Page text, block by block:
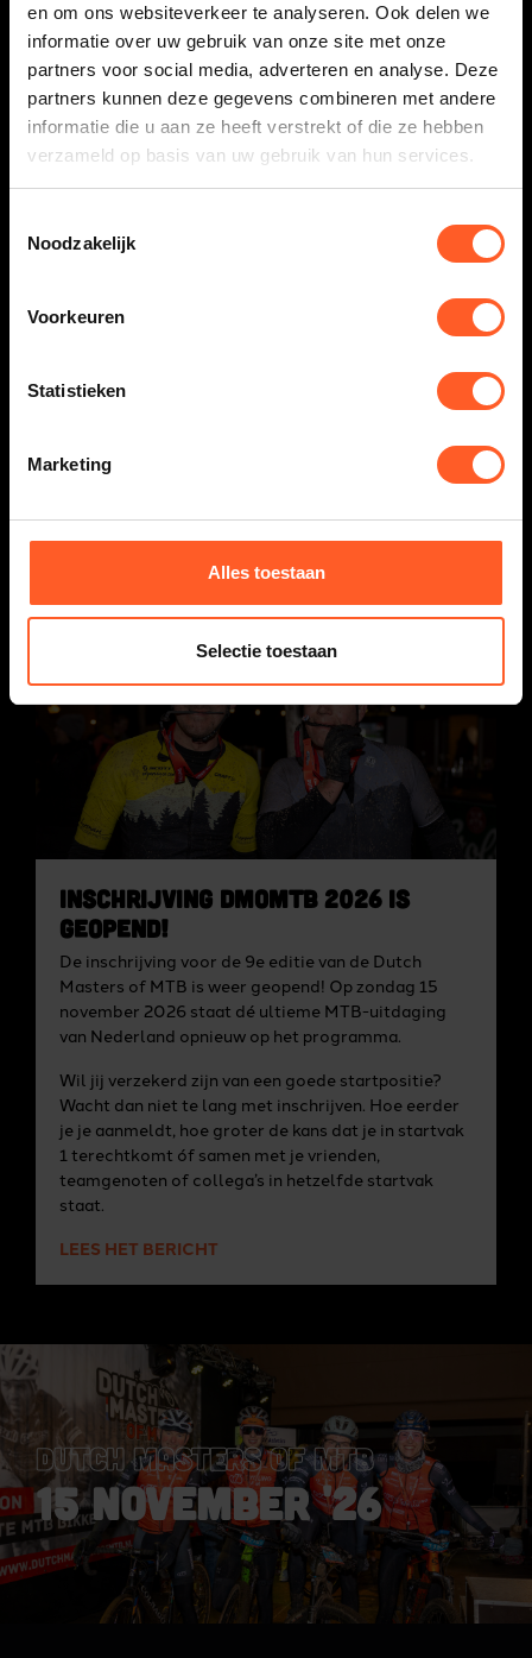
en om ons websiteverkeer te analyseren. Ook delen we
informatie over uw gebruik van onze site met onze
partners voor social media, adverteren en analyse. Deze
partners kunnen deze gegevens combineren met andere
informatie die u aan ze heeft verstrekt of die ze hebben
verzameld op basis van uw gebruik van hun services.
Noodzakelijk
Voorkeuren
Statistieken
Marketing
Alles toestaan
Selectie toestaan
Sallands Mooiste 2026: de ideale
voorbereiding op de DMoMTB
Ben jij al bezig met de voorbereiding op de Dutch
Masters of MTB 2026? Zet dan zondag 5 juli 2026
alvast in je agenda voor Sallands Mooiste!
Sallands Mooiste is al jarenlang een begrip onder
gezinnen. Of je nu je conditie wilt aanscherpen, je
materiaal wilt testen of gewoon wilt genieten van
landschap: er is voor iedereen een passende route.
Mooiste ook de perfecte gelegenheid om
wedstrijdervaring en duurvermogen op te bouwen
met ons af naar een nieuw fietsseizoen!
LEES HET BERICHT
Inschrijving DMoMTB 2026 is
geopend!
De inschrijving voor de 9e editie van de Dutch
Masters of MTB is weer geopend! Op zondag 15
november 2026 staat dé ultieme MTB-uitdaging
van Nederland opnieuw op het programma.
Wil jij verzekerd zijn van een goede startpositie?
Wacht dan niet te lang met inschrijven. Hoe eerder
je je aanmeldt, hoe groter de kans dat je in startvak
1 terechtkomt óf samen met je vrienden,
teamgenoten of collega’s in hetzelfde startvak
staat.
LEES HET BERICHT
DUTCH MASTERS OF MTB
15 NOVEMBER '26